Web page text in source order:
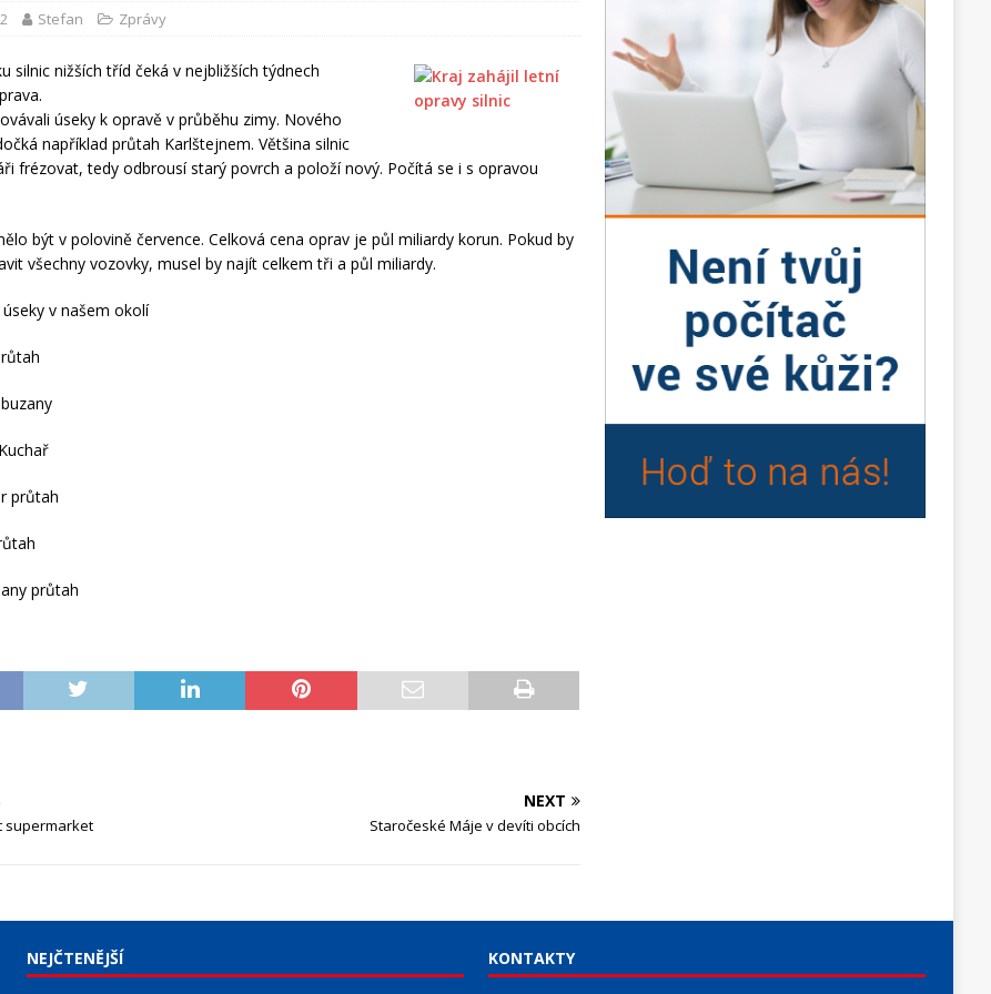
Stefan Zprávy
silnic nižších tříd čeká v nejbližších týdnech
úseky k opravě v průběhu zimy. Nového
například průtah Karlštejnem. Většina silnic
frézovat, tedy odbrousí starý povrch a položí nový. Počítá se i s opravou
být v polovině července. Celková cena oprav je půl miliardy korun. Pokud by
všechny vozovky, musel by najít celkem tři a půl miliardy.
v našem okolí
průtah
průtah
supermarket
NEXT
Staročeské Máje v devíti obcích
NEJČTENĚJŠÍ KONTAKTY